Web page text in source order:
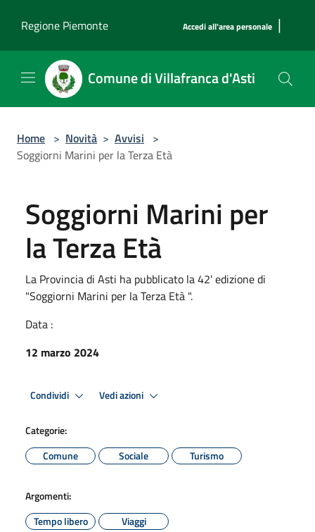
Regione Piemonte
Accedi all'area personale |
Comune di Villafranca d'Asti
Home > Novità > Avvisi >
Soggiorni Marini per la Terza Età
Soggiorni Marini per
la Terza Età
La Provincia di Asti ha pubblicato la 42' edizione di
"Soggiorni Marini per la Terza Età ".
Data :
12 marzo 2024
Condividi Vedi azioni
Categorie:
Comune
Sociale Turismo
Argomenti:
Tempo libero
Viaggi